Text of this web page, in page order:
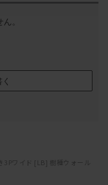
。
3Pワイド [LB] 樹種ウォール